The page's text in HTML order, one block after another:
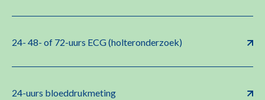
24- 48- of 72-uurs ECG (holteronderzoek)
24-uurs bloeddrukmeting